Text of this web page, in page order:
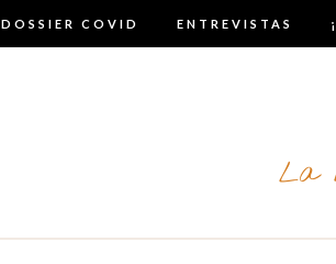
DOSSIER COVID ENTREVISTAS
La